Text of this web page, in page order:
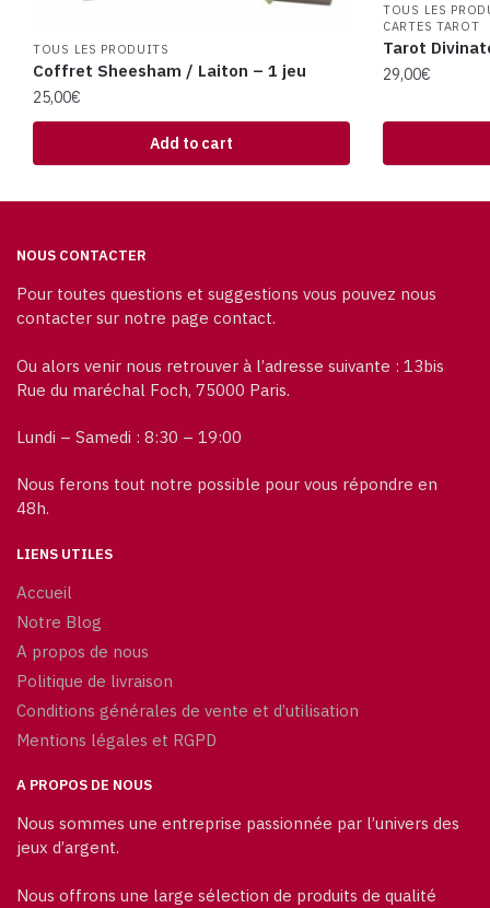
TOUS LES PRODUITS
Coffret Sheesham / Laiton – 1 jeu
25,00€
Add to cart
TOUS LES
CARTES TAROT
Tarot
29,00€
NOUS CONTACTER
Pour toutes questions et suggestions vous pouvez nous
contacter sur notre page contact.
Ou alors venir nous retrouver à l’adresse suivante : 13bis
Rue du maréchal Foch, 75000 Paris.
Lundi – Samedi : 8:30 – 19:00
Nous ferons tout notre possible pour vous répondre en
48h.
LIENS UTILES
Accueil
Notre Blog
A propos de nous
Politique de livraison
Conditions générales de vente et d’utilisation
Mentions légales et RGPD
A PROPOS DE NOUS
Nous sommes une entreprise passionnée par l’univers des
jeux d’argent.
Nous offrons une large sélection de produits de qualité